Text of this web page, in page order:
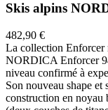
Skis alpins
482,90 €
La collection Enforcer
NORDICA Enforcer
niveau confirmé à
Son nouveau shape
construction en noyau